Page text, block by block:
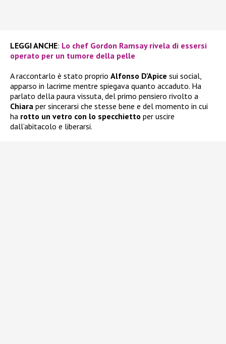
LEGGI ANCHE: Lo chef Gordon Ramsay rivela di essersi
operato per un tumore della pelle
A raccontarlo è stato proprio Alfonso D’Apice sui social,
apparso in lacrime mentre spiegava quanto accaduto. Ha
parlato della paura vissuta, del primo pensiero rivolto a
Chiara per sincerarsi che stesse bene e del momento in cui
ha rotto un vetro con lo specchietto per uscire
dall’abitacolo e liberarsi.